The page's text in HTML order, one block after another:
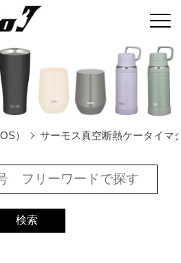
） サーモス真空断熱ケータイマ